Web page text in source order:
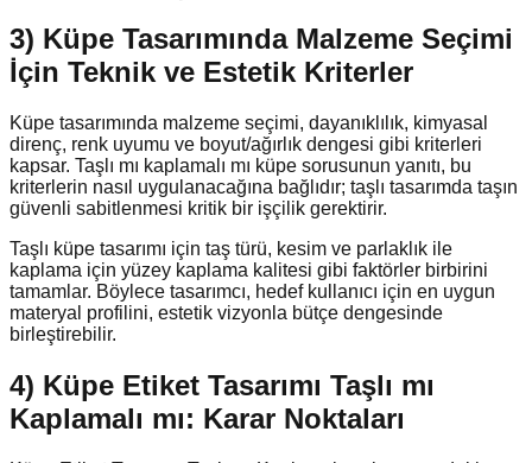
3) Küpe Tasarımında Malzeme Seçimi
İçin Teknik ve Estetik Kriterler
Küpe tasarımında malzeme seçimi, dayanıklılık, kimyasal
direnç, renk uyumu ve boyut/ağırlık dengesi gibi kriterleri
kapsar. Taşlı mı kaplamalı mı küpe sorusunun yanıtı, bu
kriterlerin nasıl uygulanacağına bağlıdır; taşlı tasarımda taşın
güvenli sabitlenmesi kritik bir işçilik gerektirir.
Taşlı küpe tasarımı için taş türü, kesim ve parlaklık ile
kaplama için yüzey kaplama kalitesi gibi faktörler birbirini
tamamlar. Böylece tasarımcı, hedef kullanıcı için en uygun
materyal profilini, estetik vizyonla bütçe dengesinde
birleştirebilir.
4) Küpe Etiket Tasarımı Taşlı mı
Kaplamalı mı: Karar Noktaları